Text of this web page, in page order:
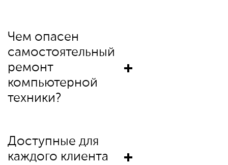
Чем опасен
самостоятельный
ремонт
компьютерной
техники?
Доступные для
каждого клиента